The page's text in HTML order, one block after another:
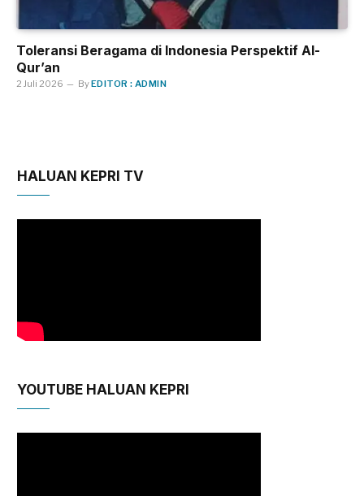
Toleransi Beragama di Indonesia Perspektif Al-
Qur’an
2 Juli 2026 ByEDITOR : ADMIN
HALUAN KEPRI TV
YOUTUBE HALUAN KEPRI